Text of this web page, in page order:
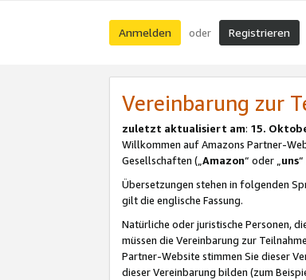
Anmelden oder Registrieren
Vereinbarung zur
zuletzt aktualisiert am: 15.
Willkommen auf Amazons Partner-
Gesellschaften („Amazon“ oder „uns
Übersetzungen stehen in folgenden
gilt die englische Fassung.
Natürliche oder juristische Personen,
müssen die Vereinbarung zur
Partner-Website stimmen Sie dieser
dieser Vereinbarung bilden (zum